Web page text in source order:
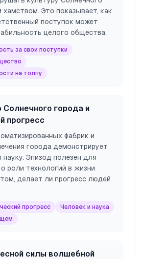
хамством. Это показывает, как
поступок может
целого общества.
за свои поступки
на толпу
Солнечного города и
прогресс
фабрик и
города демонстрирует
науку. Эпизод полезен для
роли технологий в жизни
делает ли прогресс людей
прогресс
Человек и наука
силы волшебной